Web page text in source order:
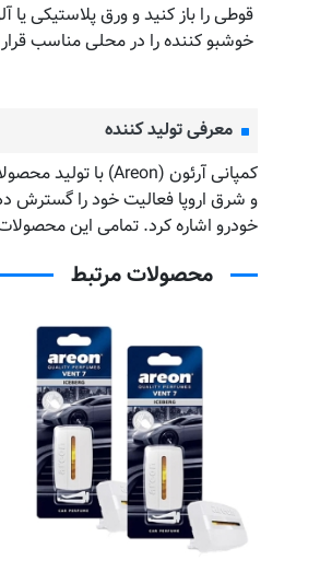
قوطی را باز کنید و ورق پلاستیکی
خوشبو کننده را در محلی مناسب
معرفی تولید کننده
خودرو اشاره کرد. تمامی این
محصولات مرتبط